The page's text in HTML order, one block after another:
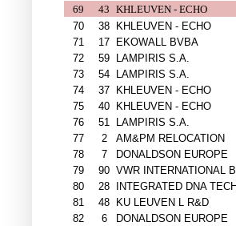
69
43 KHLEUVEN - ECHO
70
38 KHLEUVEN - ECHO
71
17 EKOWALL BVBA
72
59 LAMPIRIS S.A.
73
54 LAMPIRIS S.A.
74
37 KHLEUVEN - ECHO
75
40 KHLEUVEN - ECHO
76
51 LAMPIRIS S.A.
77
2 AM&PM RELOCATION
78
7 DONALDSON EUROPE
79
90 VWR INTERNATIONAL
80
28 INTEGRATED DNA
81
48 KU LEUVEN L R&D
82
6 DONALDSON EUROPE